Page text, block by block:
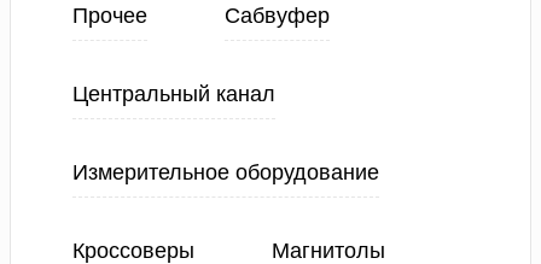
Прочее Сабвуфер
Центральный канал
Измерительное оборудование
Кроссоверы Магнитолы